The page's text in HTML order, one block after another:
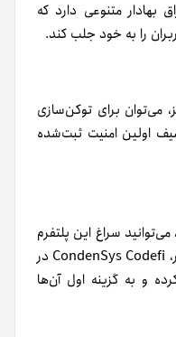
بهادار متنوعی دارد که
را به خود جلب کند.
می‌توان برای توکن‌سازی
اولین امنیت ثبت‌شده
سراغ این پلتفرم
بروید و از آن بهره ببرید. در‌حال‌حاضر، CondenSys Codefi در
و به گزینه اول آن‌ها